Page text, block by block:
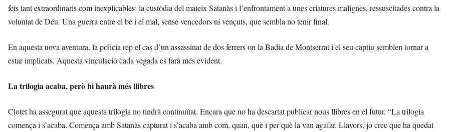
fets tant extraordinaris com inexplicables: la custòdia del mateix Satanàs i l’enfrontament a unes criatures malignes, ressuscitades contra la
voluntat de Déu. Una guerra entre el bé i el mal, sense vencedors ni vençuts, que sembla no tenir final.
En aquesta nova aventura, la policia rep el cas d’un assassinat de dos ferrers on la Badia de Montserrat i el seu captiu semblen tornar a
estar implicats. Aquesta vinculació cada vegada es farà més evident.
La trilogia acaba, però hi haurà més llibres
Clotet ha assegurat que aquesta trilogia no tindrà continuïtat. Encara que no ha descartat publicar nous llibres en el futur. “La trilogia
comença i s’acaba. Comença amb Satanàs capturat i s’acaba amb com, quan, què i per què la van agafar. Llavors, jo crec que ha quedat